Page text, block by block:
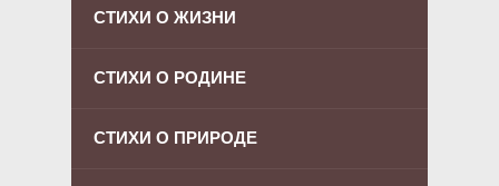
СТИХИ О ЖИЗНИ
СТИХИ О РОДИНЕ
СТИХИ О ПРИРОДЕ